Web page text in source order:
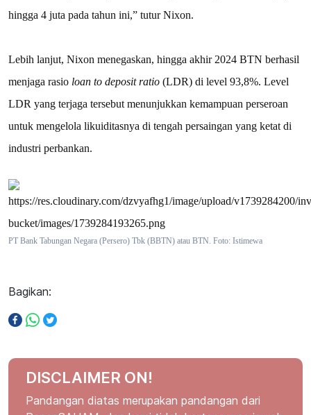
hingga 4 juta pada tahun ini,” tutur Nixon.
Lebih lanjut, Nixon menegaskan, hingga akhir 2024 BTN berhasil
menjaga rasio loan to deposit ratio (LDR) di level 93,8%. Level
LDR yang terjaga tersebut menunjukkan kemampuan perseroan
untuk mengelola likuiditasnya di tengah persaingan yang ketat di
industri perbankan.
PT Bank Tabungan Negara (Persero) Tbk (BBTN) atau BTN. Foto: Istimewa
Bagikan:
DISCLAIMER ON!
Pandangan diatas merupakan pandangan dari